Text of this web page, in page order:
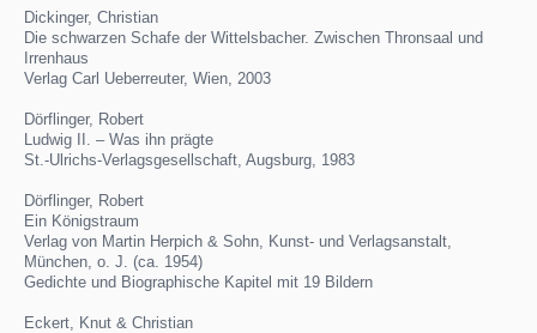
Dickinger, Christian
Die schwarzen Schafe der Wittelsbacher. Zwischen Thronsaal und
Irrenhaus
Verlag Carl Ueberreuter, Wien, 2003
Dörflinger, Robert
Ludwig II. – Was ihn prägte
St.-Ulrichs-Verlagsgesellschaft, Augsburg, 1983
Dörflinger, Robert
Ein Königstraum
Verlag von Martin Herpich & Sohn, Kunst- und Verlagsanstalt,
München, o. J. (ca. 1954)
Gedichte und Biographische Kapitel mit 19 Bildern
Eckert, Knut & Christian